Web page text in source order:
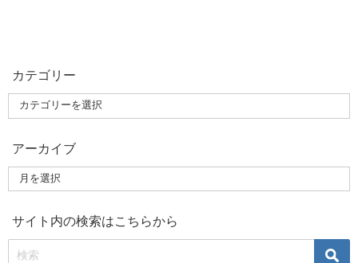
カテゴリー
アーカイブ
サイト内の検索はこちらから